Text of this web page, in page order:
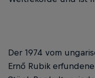
Der 1974 vom
Ernő Rubik